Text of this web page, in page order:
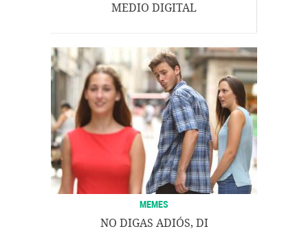
MEDIO DIGITAL
MEMES
NO DIGAS ADIÓS, DI